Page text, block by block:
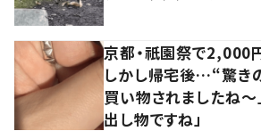
京都・祇園祭で2,000
しかし帰宅後…“驚き
買い物されましたね～
出し物ですね」